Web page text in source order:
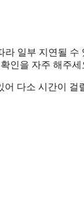
라 일부 지연될
인을 자주 해주세
다소 시간이